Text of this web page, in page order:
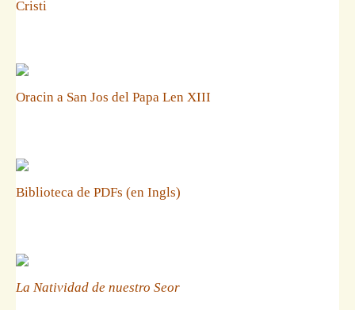
Cristi
Oracin a San Jos del Papa Len XIII
Biblioteca de PDFs (en Ingls)
La Natividad de nuestro Seor